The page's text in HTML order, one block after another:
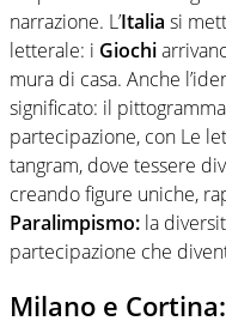
narrazione. L’Italia si
letterale: i Giochi
mura di casa. Anche
significato: il
partecipazione, con Le
tangram, dove tessere
creando figure uniche,
Paralimpismo: la
partecipazione che
Milano e